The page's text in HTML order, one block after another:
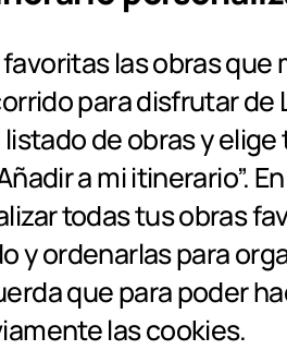
las obras que
para disfrutar de
listado de obras y
a mi itinerario”.
todas tus obras
y ordenarlas para
que para poder
las cookies.